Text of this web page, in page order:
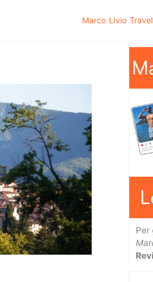
Marco Livio
M
L
Per